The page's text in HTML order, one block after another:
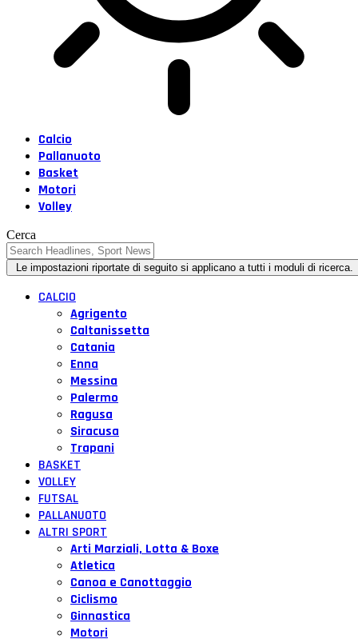
Calcio
Pallanuoto
Basket
Motori
Volley
Cerca
CALCIO
Agrigento
Caltanissetta
Catania
Enna
Messina
Palermo
Ragusa
Siracusa
Trapani
BASKET
VOLLEY
FUTSAL
PALLANUOTO
ALTRI SPORT
Arti Marziali, Lotta & Boxe
Atletica
Canoa e Canottaggio
Ciclismo
Ginnastica
Motori